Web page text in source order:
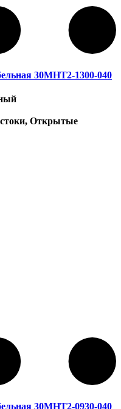
30МНТ2-1300-040
Открытые
30МНТ2-0930-040